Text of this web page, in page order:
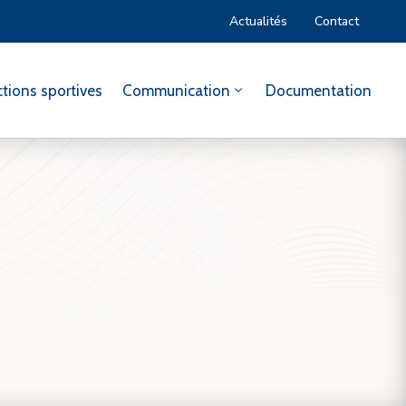
Actualités Contact
sportives Communication Documentation